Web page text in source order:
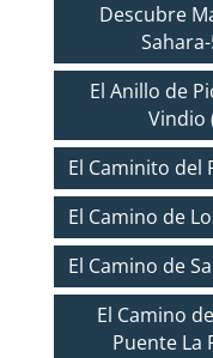
Descubre
El Anillo de
Vindio
El Caminito del
El Camino de
El Camino de
El Camino
Puente La